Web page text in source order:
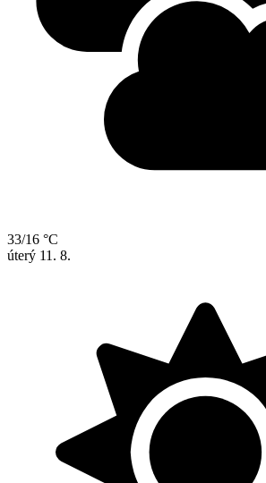
33/16 °C
úterý 11. 8.